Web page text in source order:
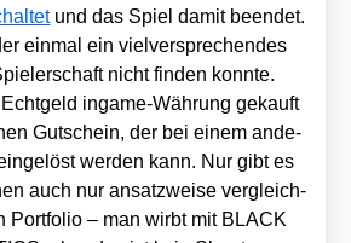
und das Spiel damit been­det.
ein­mal ein viel­ver­spre­chen­des
nicht fin­den konn­te.
ingame-Wäh­rung gekauft
Gut­schein, der bei einem ande­
wer­den kann. Nur gibt es
auch nur ansatz­wei­se ver­gleich­
Port­fo­lio – man wirbt mit BLACK